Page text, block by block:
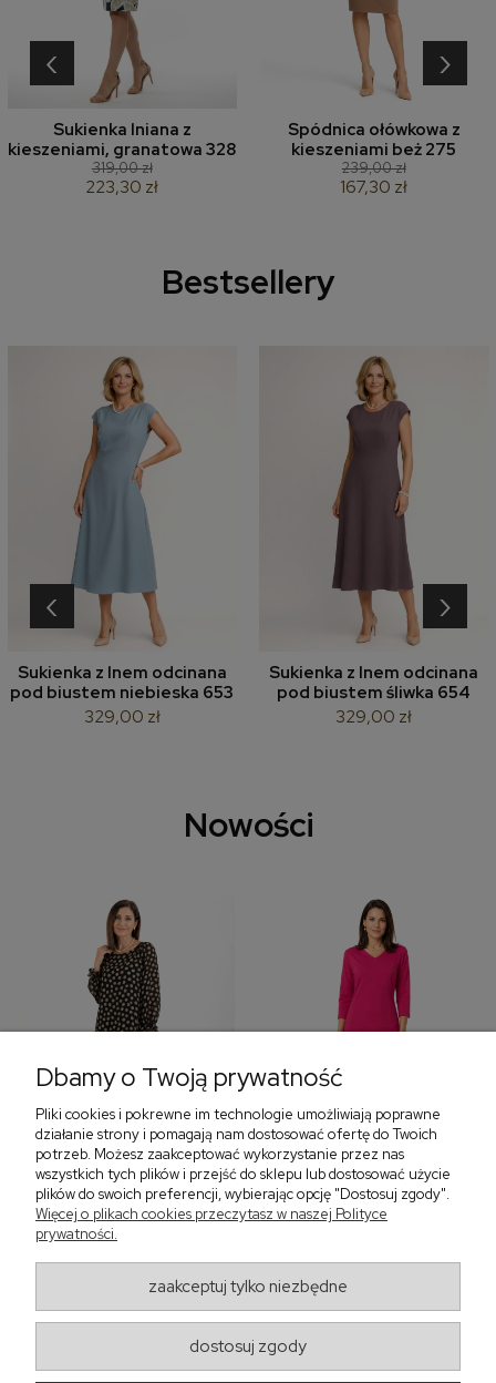
Sukienka lniana z
kieszeniami, granatowa 328
319,00 zł
223,30 zł
Spódnica ołówkowa z
kieszeniami beż 275
239,00 zł
167,30 zł
‹ ›
Bestsellery
Sukienka z lnem odcinana
pod biustem niebieska 653
329,00 zł
Sukienka z lnem odcinana
pod biustem śliwka 654
329,00 zł
‹ ›
Nowości
Sukienka z falbaną i
bufiastym rękawem w
405,30 zł
Sukienka z dekoltem w
299,00 zł
‹
Regulaminy
Dbamy o Twoją prywatność
Pliki cookies i pokrewne im technologie umożliwiają poprawne
działanie strony i pomagają nam dostosować ofertę do Twoich
potrzeb. Możesz zaakceptować wykorzystanie przez nas
wszystkich tych plików i przejść do sklepu lub dostosować użycie
plików do swoich preferencji, wybierając opcję "Dostosuj zgody".
Więcej o plikach cookies przeczytasz w naszej Polityce
prywatności.
zaakceptuj tylko niezbędne
dostosuj zgody